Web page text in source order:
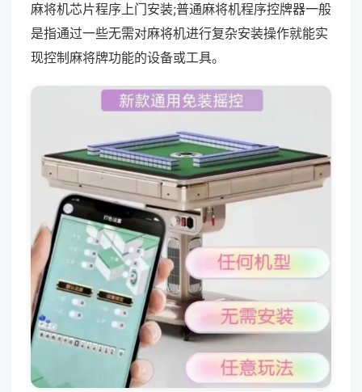
麻将机芯片程序上门安装;普通麻将机程序控牌器一般
是指通过一些无需对麻将机进行复杂安装操作就能实
现控制麻将牌功能的设备或工具。